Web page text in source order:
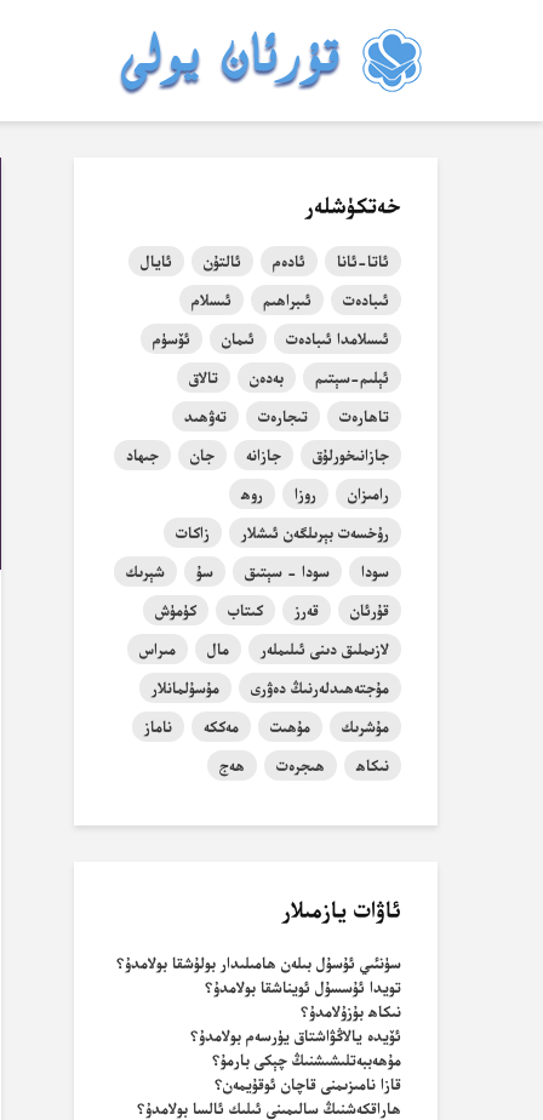
خەتكۈشلەر
ئاتا-ئانا ئادەم ئالتۇن
ئايال
ئىبادەت
ئىبراھىم
ئىسلام
ئىسلامدا ئىبادەت
ئىمان
ئۆسۈم
ئېلىم-سېتىم
بەدەن
تالاق
تاھارەت
تىجارەت
تەۋھىد
جازانىخورلۇق
جازانە جان
جىھاد
رامىزان
روزا
روھ
رۇخسەت بېرىلگەن ئىشلار
زاكات
سودا
سودا - سېتىق سۇ
شېرىك
قۇرئان
قەرز كىتاب
كۈمۈش
لازىملىق دىنى ئىلىملەر
مال
مىراس
مۇجتەھىدلەرنىڭ دەۋرى
مۇسۇلمانلار
مۇشرىك
مۇھىت مەككە
ناماز
نىكاھ
ھىجرەت ھەج
ئاۋات يازمىلار
سۈنئىي ئۇسۇل بىلەن ھامىلىدار بولۇشقا بولامدۇ؟
تويدا ئۇسسۇل ئويناشقا بولامدۇ؟
نىكاھ بۇزۇلامدۇ؟
ئۆيدە يالاڭۋاشتاق يۈرسەم بولامدۇ؟
مۇھەببەتلىشىشنىڭ چېكى بارمۇ؟
قازا نامىزىمنى قاچان ئوقۇيمەن؟
ھاراقكەشنىڭ سالىمىنى ئىلىك ئالسا بولامدۇ؟